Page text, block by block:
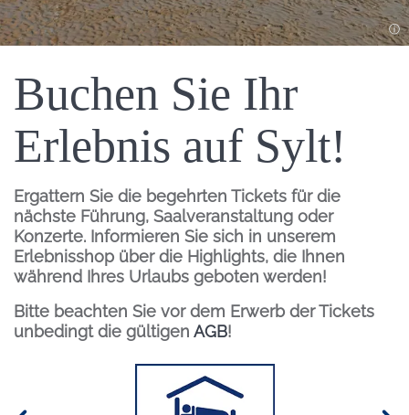
Einleitung
Buchen Sie Ihr
Erlebnis auf Sylt!
Ergattern Sie die begehrten Tickets für die
nächste Führung, Saalveranstaltung oder
Konzerte. Informieren Sie sich in unserem
Erlebnisshop über die Highlights, die Ihnen
während Ihres Urlaubs geboten werden!
Bitte beachten Sie vor dem Erwerb der Tickets
unbedingt die gültigen AGB!